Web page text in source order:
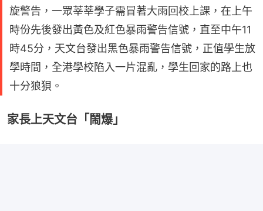
旋警告，一眾莘莘學子需冒著大雨回校上課，在上午
時份先後發出黃色及紅色暴雨警告信號，直至中午11
時45分，天文台發出黑色暴雨警告信號，正值學生放
學時間，全港學校陷入一片混亂，學生回家的路上也
十分狼狽。
家長上天文台「鬧爆」